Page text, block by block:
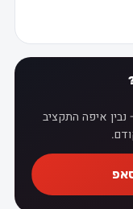
— נבין איפה התקציב